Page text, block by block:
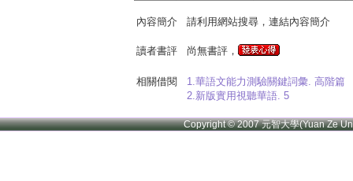
內容簡介 請利用網站搜尋，連結內容簡介
讀者書評 尚無書評，
相關借閱
1.華語文能力測驗關鍵詞彙. 高階篇
2.新版實用視聽華語. 5
Copyright © 2007 元智大學(Yuan Ze